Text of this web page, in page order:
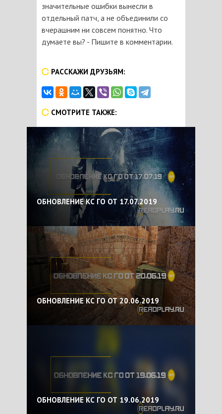
значительные ошибки вынесли в
отдельный патч, а не объединили со
вчерашним ни совсем понятно. Что
думаете вы? - Пишите в комментарии.
РАССКАЖИ ДРУЗЬЯМ:
СМОТРИТЕ ТАКЖЕ:
ОБНОВЛЕНИЕ КС ГО ОТ 17.07.2019
ОБНОВЛЕНИЕ КС ГО ОТ 20.06.2019
ОБНОВЛЕНИЕ КС ГО ОТ 19.06.2019